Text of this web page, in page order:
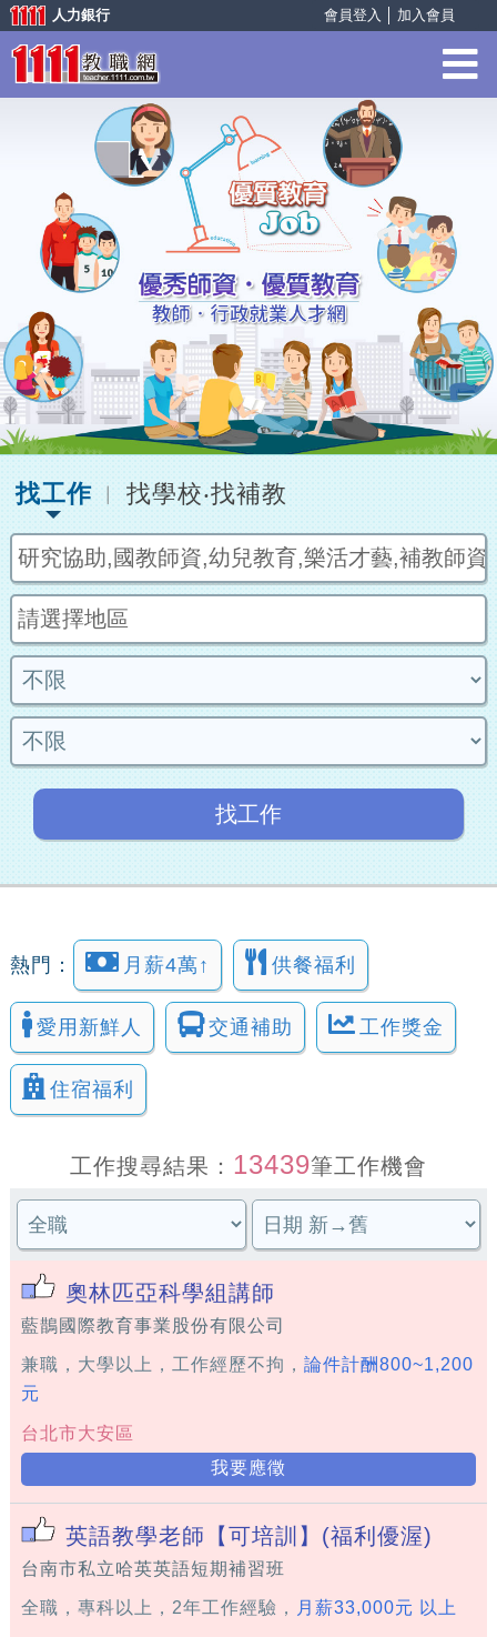
會員登入 加入會員
人力銀行
找工作 ︱ 找學校‧找補教
找工作
熱門： 月薪4萬↑ 供餐福利
愛用新鮮人 交通補助 工作獎金
住宿福利
工作搜尋結果： 13439筆工作機會
奧林匹亞科學組講師
藍鵲國際教育事業股份有限公司
兼職，大學以上，工作經歷不拘， 論件計酬800~1,200
元
台北市大安區
我要應徵
英語教學老師【可培訓】(福利優渥)
台南市私立哈英英語短期補習班
全職，專科以上，2年工作經驗， 月薪33,000元 以上